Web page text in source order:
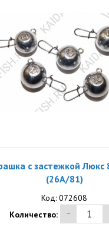
с застежкой Люкс
(26A/81)
Код: 072608
Количество: